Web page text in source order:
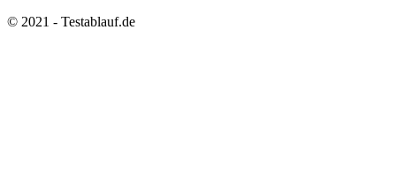
© 2021 - Testablauf.de